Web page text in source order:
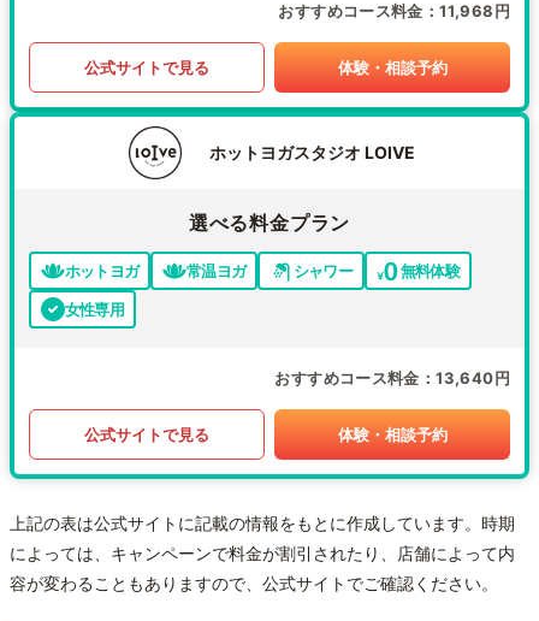
おすすめコース料金 11,968円
公式サイトで見る 体験・相談予約
ホットヨガスタジオ LOIVE
選べる料金プラン
ホットヨガ 常温ヨガ シャワー
無料体験
女性専用
おすすめコース料金 13,640円
公式サイトで見る 体験・相談予約
上記の表は公式サイトに記載の情報をもとに作成しています。時期
によっては、キャンペーンで料金が割引されたり、店舗によって内
容が変わることもありますので、公式サイトでご確認ください。